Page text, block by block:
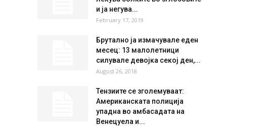
и ја негува...
February 17, 2019
Брутално ја измачувале еден
месец: 13 малолетници
силувале девојка секој ден,...
August 26, 2018
Тензиите се зголемуваат:
Американската полиција
упадна во амбасадата на
Венецуела и...